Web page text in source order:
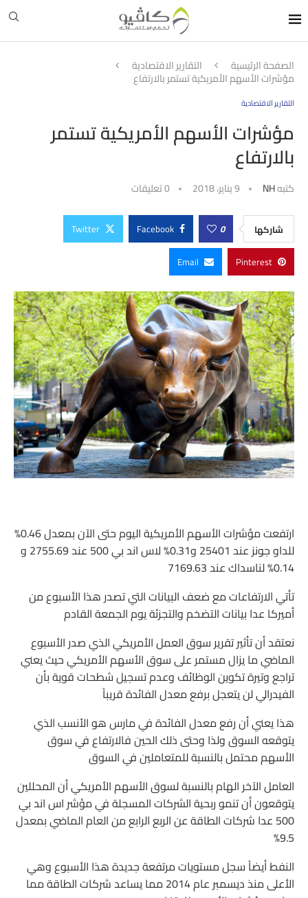
الصفحة الرئيسية التقارير الاقتصادية
مؤشرات الأسهم الأمريكية تستمر بالارتفاع
التقارير الاقتصادية
مؤشرات الأسهم الأمريكية تستمر
بالارتفاع
كتبهNH 9 يناير، 2018 0 تعليقات
شاركها 0
Facebook
Twitter
Pinterest
Email
ارتفعت مؤشرات الأسهم الأمريكية اليوم حتى الآن بمعدل 0.46%
للداو جونز عند 25401 و0.31% لاس اند بي 500 عند 2755.69 و
0.14% لناسداك عند 7169.63
تأتي الارتفاعات مع ضعف البيانات التي تصدر هذا الأسبوع من
أميركا عدا بيانات التضخم والتجزئة يوم الجمعة القادم
نعتقد أن تأثير تقرير سوق العمل الأمريكي الذي صدر الأسبوع
الماضي ما يزال مستمر على سوق الأسهم الأمريكي حيث يعني
تراجع وتيرة تكوين الوظائف وعدم تسجيل شطحات قوية بأن
الفيدرالي لن يتعجل برفع معدل الفائدة قريباً
هذا يعني أن رفع معدل الفائدة في مارس هو الأنسب الذي
يتوقعه السوق ولذا وحتى ذلك الحين فالارتفاع في سوق
الأسهم محتمل بالنسبة للمتعاملين في السوق
العامل الآخر الهام بالنسبة لسوق الأسهم الأمريكي أن المحللين
يتوقعون أن تنمو ربحية الشركات المسجلة في مؤشر اس اند بي
500 عدا شركات الطاقة عن الربع الرابع من العام الماضي بمعدل
9.5%
النفط أيضاً سجل مستويات مرتفعة جديدة هذا الأسبوع وهي
الأعلى منذ ديسمبر عام 2014 مما يساعد شركات الطاقة مما